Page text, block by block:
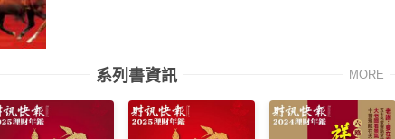
系列書資訊 MORE